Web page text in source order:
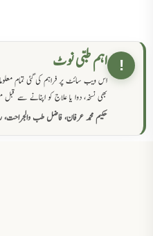
! اہم طبی نوٹ
اس ویب سائٹ پر فراہم کی گئی تمام
بھی نسخہ، دوا یا علاج کو اپنانے سے
حکیم محمد عرفان، فاضل طب والجراحت،